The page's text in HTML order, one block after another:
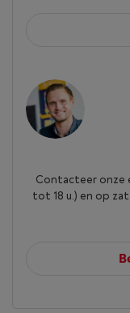
Contacteer onze
tot 18 u.) en op